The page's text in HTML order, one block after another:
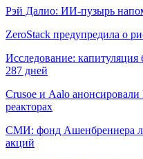
Рэй Далио: ИИ-пузырь
ZeroStack предупредила о
Исследование: капитуляция
287 дней
Crusoe и Aalo
реакторах
СМИ: фонд Ашенбреннера
акций